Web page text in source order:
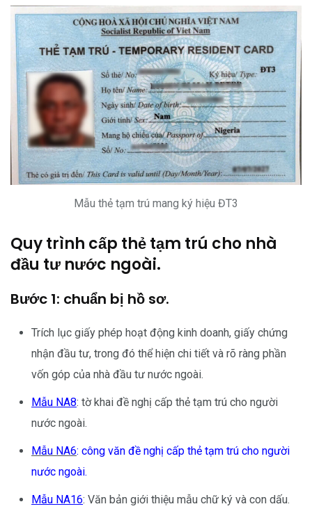
Mẫu thẻ tạm trú mang ký hiệu ĐT3
Quy trình cấp thẻ tạm trú cho nhà
đầu tư nước ngoài.
Bước 1: chuẩn bị hồ sơ.
Trích lục giấy phép hoạt động kinh doanh, giấy chứng
nhận đầu tư, trong đó thể hiện chi tiết và rõ ràng phần
vốn góp của nhà đầu tư nước ngoài.
Mẫu NA8: tờ khai đề nghị cấp thẻ tạm trú cho người
nước ngoài.
Mẫu NA6: công văn đề nghị cấp thẻ tạm trú cho người
nước ngoài.
Mẫu NA16: Văn bản giới thiệu mẫu chữ ký và con dấu.